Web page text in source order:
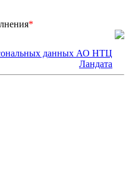
*
данных АО НТЦ
Ландата